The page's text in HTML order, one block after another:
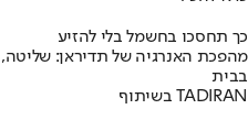
כך תחסכו בחשמל בלי להזיע
מהפכת האנרגיה של תדיראן:
בבית
בשיתוף TADIRAN